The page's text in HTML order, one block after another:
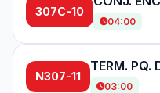
307C-10
04:00
N307-11
03:00